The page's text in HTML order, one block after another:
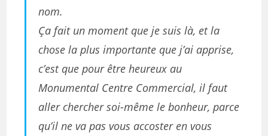
nom.
Ça fait un moment que je suis là, et la
chose la plus importante que j’ai apprise,
c’est que pour être heureux au
Monumental Centre Commercial, il faut
aller chercher soi-même le bonheur, parce
qu’il ne va pas vous accoster en vous